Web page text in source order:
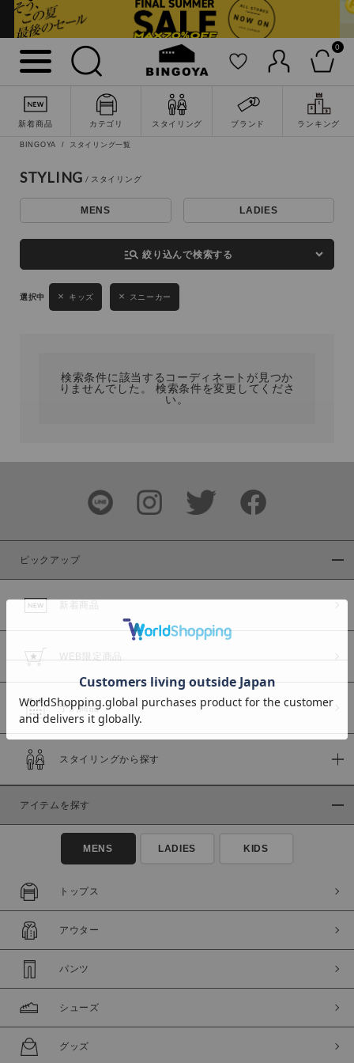
0
新着商品 カテゴリ スタイリング ブランド ランキング
詳細検索
MENS
価格
～
商品タイプ
通常商品 予約商品
在庫
在庫あり 在庫なし含む
BINGOYA スタイリング一覧
STYLING
MENS LADIES
manage_search 絞り込んで検索する
キッズ スニーカー
検索条件に該当するコーディネートが見つか
りませんでした。 検索条件を変更してくださ
い。
ピックアップ
新着商品
WEB限定商品
予約商品
スタイリングから探す
アイテムを探す
MENS LADIES KIDS
トップス
アウター
パンツ
シューズ
グッズ